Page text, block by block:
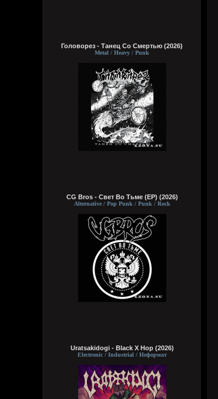
Головорез - Tанец Со Смертью (2026)
Metal / Heavy / Punk
CG Bros - Свет Во Тьме (EP) (2026)
Alternative / Pop Punk / Punk / Rock
Uratsakidogi - Black X Hop (2026)
Electronic / Industrial / Неформат